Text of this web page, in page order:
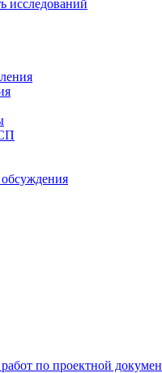
исследований
работ по проектной